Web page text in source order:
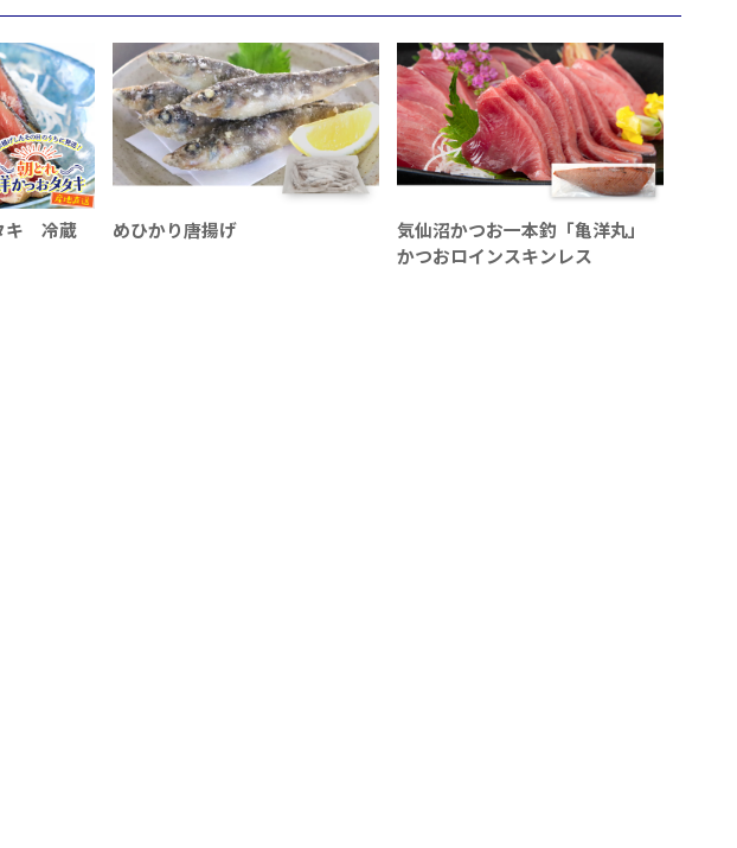
キ 冷蔵
めひかり唐揚げ
気仙沼かつお一本釣「亀洋丸」
かつおロインスキンレス